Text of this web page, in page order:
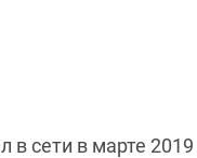
сети в марте